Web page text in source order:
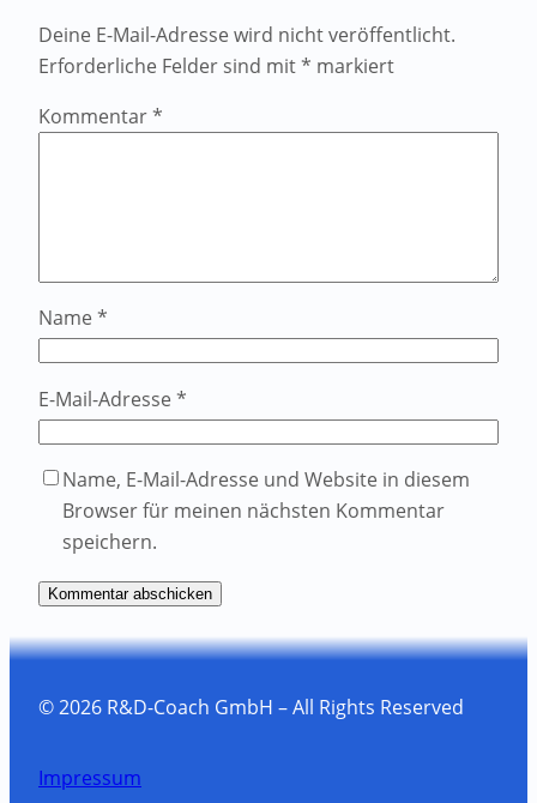
Deine E-Mail-Adresse wird nicht veröffentlicht.
Erforderliche Felder sind mit* markiert
Kommentar*
Name *
E-Mail-Adresse *
Name, E-Mail-Adresse und Website in diesem
Browser für meinen nächsten Kommentar
speichern.
© 2026 R&D-Coach GmbH – All Rights Reserved
Impressum